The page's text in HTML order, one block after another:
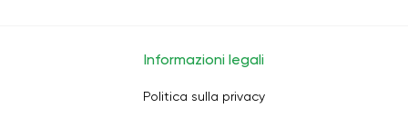
Informazioni legali
Politica sulla privacy